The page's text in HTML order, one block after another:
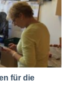
für die